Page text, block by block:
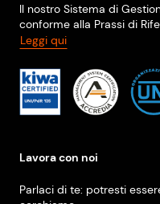
Il nostro Sistema di
conforme alla Prassi di
Leggi qui
Lavora con noi
Parlaci di te: potresti